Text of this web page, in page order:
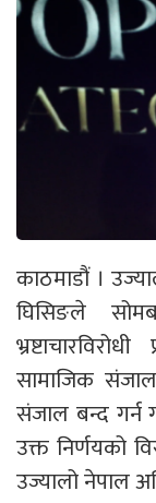
काठमाडौं ।
घिसिङले
सामाजिक
संजाल बन्द गर्न
उक्त निर्णयको
उज्यालो नेपाल